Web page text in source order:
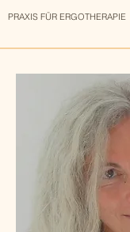
PRAXIS FÜR ERGOTHERAPIE